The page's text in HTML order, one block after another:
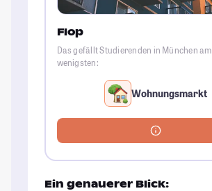
Flop
Das gefällt Studierenden in München am
wenigsten:
Wohnungsmarkt
Ein genauerer Blick: